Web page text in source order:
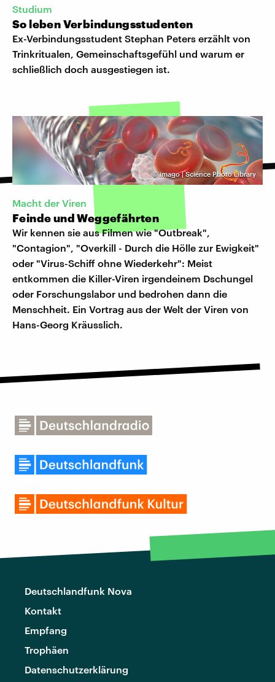
Studium
So leben Verbindungsstudenten
Ex-Verbindungsstudent Stephan Peters erzählt von
Trinkritualen, Gemeinschaftsgefühl und warum er
schließlich doch ausgestiegen ist.
©imago | Science Photo Library
Macht der Viren
Feinde und Weggefährten
Wir kennen sie aus Filmen wie "Outbreak",
"Contagion", "Overkill - Durch die Hölle zur Ewigkeit"
oder "Virus-Schiff ohne Wiederkehr": Meist
entkommen die Killer-Viren irgendeinem Dschungel
oder Forschungslabor und bedrohen dann die
Menschheit. Ein Vortrag aus der Welt der Viren von
Hans-Georg Kräusslich.
Deutschlandfunk Nova
Kontakt
Empfang
Trophäen
Datenschutzerklärung